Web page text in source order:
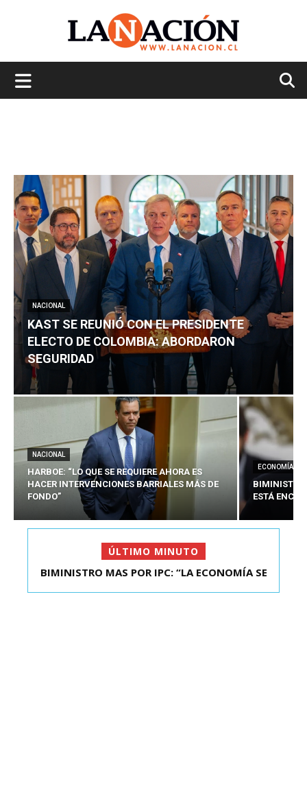
NACIONAL
KAST SE REUNIÓ CON EL PRESIDENTE
ELECTO DE COLOMBIA: ABORDARON
SEGURIDAD
NACIONAL
HARBOE: “LO QUE SE REQUIERE AHORA ES
HACER INTERVENCIONES BARRIALES MÁS DE
FONDO”
ECONOMÍA
BIMINISTRO
ESTÁ
ÚLTIMO MINUTO
KAST SE REUNIÓ CON EL PRESIDENTE ELECTO DE
BIMINISTRO MAS POR IPC: “LA ECONOMÍA SE